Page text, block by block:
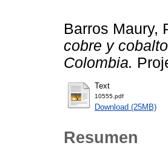
Barros Maury,
cobre y
Colombia.
Text
10555.pdf
Download (25MB)
Resumen